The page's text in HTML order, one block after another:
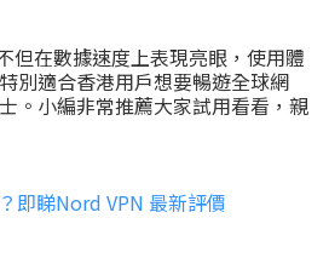
但在數據速度上表現亮眼，使用體
別適合香港用戶想要暢遊全球網
。小編非常推薦大家試用看看，親
即睇Nord VPN 最新評價